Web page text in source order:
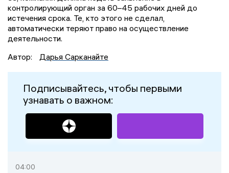
контролирующий орган за 60–45 рабочих дней до
истечения срока. Те, кто этого не сделал,
автоматически теряют право на осуществление
деятельности.
Автор:
Дарья Сарканайте
Подписывайтесь, чтобы первыми
узнавать о важном:
04:00